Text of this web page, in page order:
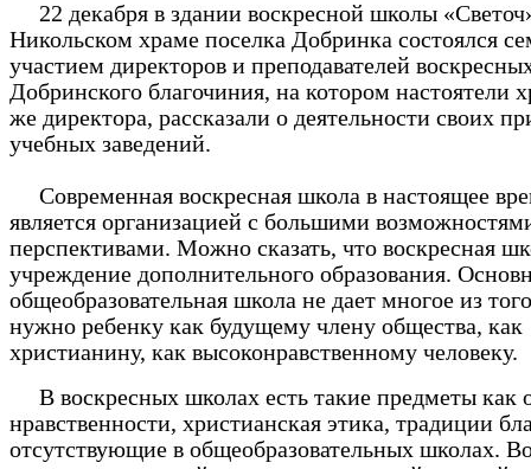
22 декабря в здании воскресной школы
Никольском храме поселка Добринка состоялся
участием директоров и преподавателей
Добринского благочиния, на котором настоятели
же директора, рассказали о деятельности своих
учебных заведений.
Современная воскресная школа в настоящее
является организацией с большими
перспективами. Можно сказать, что воскресная
учреждение дополнительного образования.
общеобразовательная школа не дает многое из
нужно ребенку как будущему члену общества, как
христианину, как высоконравственному человеку.
В воскресных школах есть такие предметы как
нравственности, христианская этика, традиции
отсутствующие в общеобразовательных школах.